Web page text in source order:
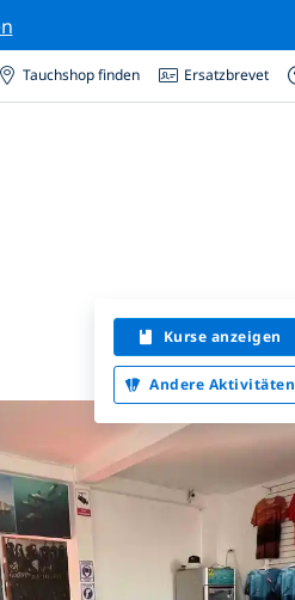
Tauchshop finden Ersatzbrevet
Kurse anzeigen
Andere Aktivitäten